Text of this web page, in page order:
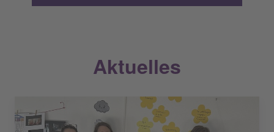
Aktuelles